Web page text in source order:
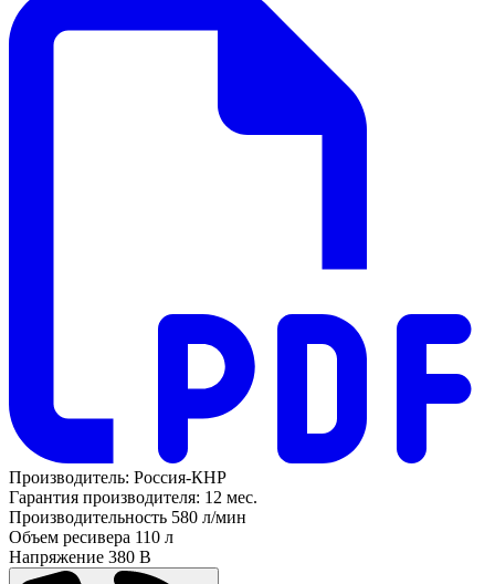
Производитель: Россия-КНР
Гарантия производителя: 12 мес.
Производительность 580 л/мин
Объем ресивера 110 л
Напряжение 380 В